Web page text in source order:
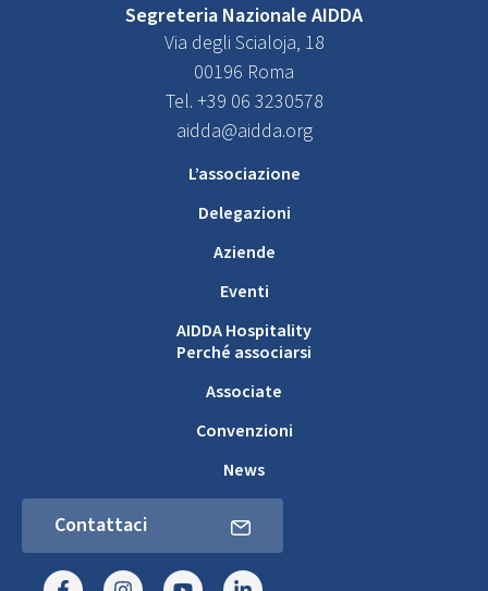
Segreteria Nazionale AIDDA
Via degli Scialoja, 18
00196 Roma
Tel. +39 06 3230578
aidda@aidda.org
L’associazione
Delegazioni
Aziende
Eventi
AIDDA Hospitality
Perché associarsi
Associate
Convenzioni
News
Contattaci